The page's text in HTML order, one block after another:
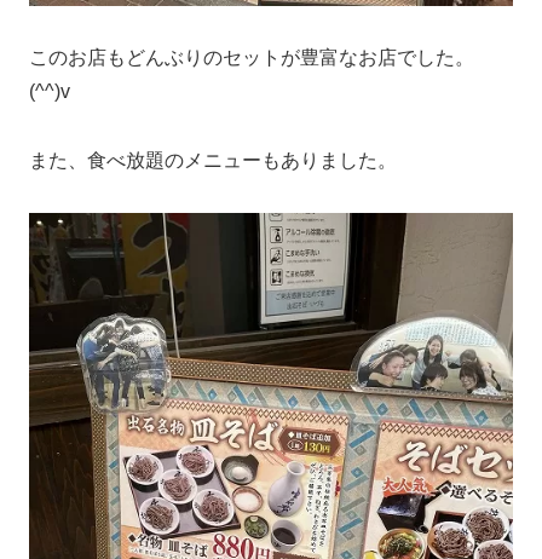
このお店もどんぶりのセットが豊富なお店でした。
(^^)v
また、食べ放題のメニューもありました。